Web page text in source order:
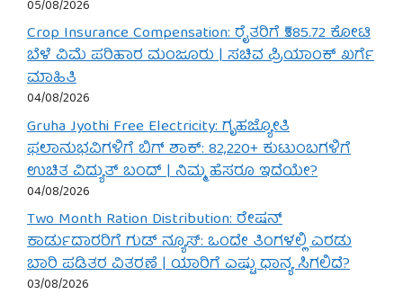
05/08/2026
Crop Insurance Compensation: ರೈತರಿಗೆ ₹585.72 ಕೋಟಿ
ಬೆಳೆ ವಿಮೆ ಪರಿಹಾರ ಮಂಜೂರು | ಸಚಿವ ಪ್ರಿಯಾಂಕ್ ಖರ್ಗೆ
ಮಾಹಿತಿ
04/08/2026
Gruha Jyothi Free Electricity: ಗೃಹಜ್ಯೋತಿ
ಫಲಾನುಭವಿಗಳಿಗೆ ಬಿಗ್ ಶಾಕ್: 82,220+ ಕುಟುಂಬಗಳಿಗೆ
ಉಚಿತ ವಿದ್ಯುತ್ ಬಂದ್ | ನಿಮ್ಮ ಹೆಸರೂ ಇದೆಯೇ?
04/08/2026
Two Month Ration Distribution: ರೇಷನ್
ಕಾರ್ಡುದಾರರಿಗೆ ಗುಡ್ ನ್ಯೂಸ್: ಒಂದೇ ತಿಂಗಳಲ್ಲಿ ಎರಡು
ಬಾರಿ ಪಡಿತರ ವಿತರಣೆ | ಯಾರಿಗೆ ಎಷ್ಟು ಧಾನ್ಯ ಸಿಗಲಿದೆ?
03/08/2026